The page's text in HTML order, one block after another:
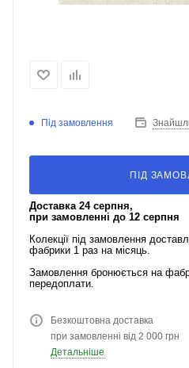
Під замовлення
ПІД
Доставка 24 серпня,
при замовленні до 12 серпня
Колекції під замовлення
фабрики 1 раз на місяць.
Замовлення бронюється на
передоплати.
Безкоштовна доставка
при замовленні від 2 000 грн
Детальніше